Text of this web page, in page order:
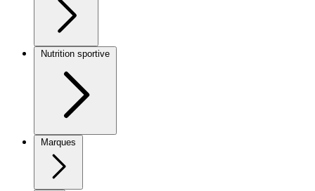
Nutrition sportive
Marques